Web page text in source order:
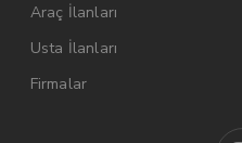
Araç İlanları
Usta İlanları
Firmalar